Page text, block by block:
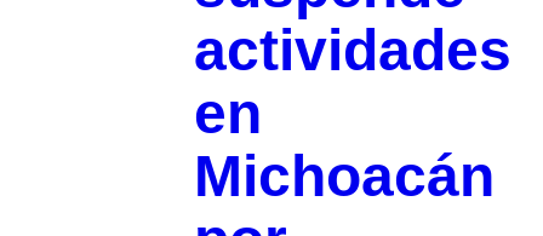
actividades
en
Michoacán